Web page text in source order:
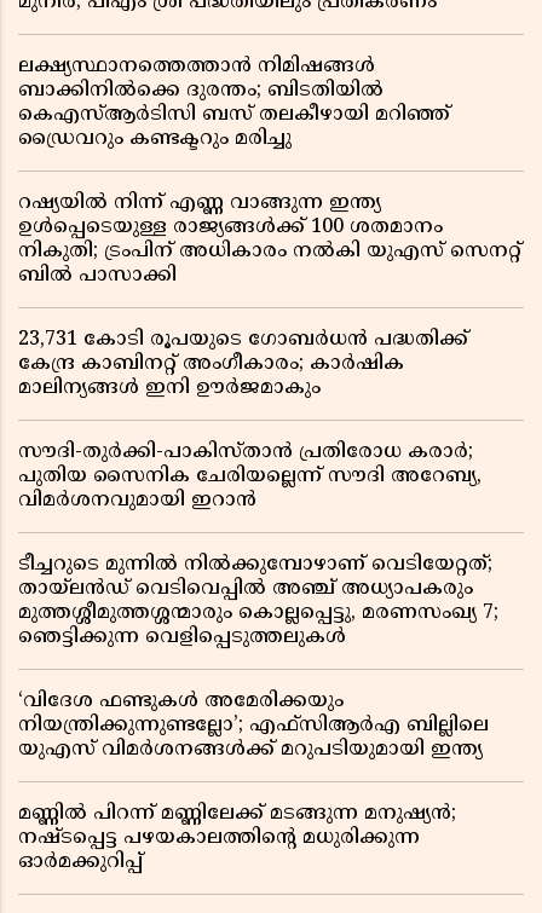
ലക്ഷ്യസ്ഥാനത്തെത്താൻ നിമിഷങ്ങൾ
ബാക്കിനിൽക്കെ ദുരന്തം; ബിടതിയിൽ
കെഎസ്ആർടിസി ബസ് തലകീഴായി മറിഞ്ഞ്
ഡ്രൈവറും കണ്ടക്ടറും മരിച്ചു
റഷ്യയിൽ നിന്ന് എണ്ണ വാങ്ങുന്ന ഇന്ത്യ
ഉൾപ്പെടെയുള്ള രാജ്യങ്ങൾക്ക് 100 ശതമാനം
നികുതി; ട്രംപിന് അധികാരം നൽകി യുഎസ് സെനറ്റ്
ബിൽ പാസാക്കി
23,731 കോടി രൂപയുടെ ഗോബർധൻ പദ്ധതിക്ക്
കേന്ദ്ര കാബിനറ്റ് അംഗീകാരം; കാർഷിക
മാലിന്യങ്ങൾ ഇനി ഊർജമാകും
സൗദി-തുർക്കി-പാകിസ്താൻ പ്രതിരോധ കരാർ;
പുതിയ സൈനിക ചേരിയല്ലെന്ന് സൗദി അറേബ്യ,
വിമർശനവുമായി ഇറാൻ
ടീച്ചറുടെ മുന്നിൽ നിൽക്കുമ്പോഴാണ് വെടിയേറ്റത്;
തായ്‌ലൻഡ് വെടിവെപ്പിൽ അഞ്ച് അധ്യാപകരും
മുത്തശ്ശീമുത്തശ്ശന്മാരും കൊല്ലപ്പെട്ടു, മരണസംഖ്യ 7;
ഞെട്ടിക്കുന്ന വെളിപ്പെടുത്തലുകൾ
‘വിദേശ ഫണ്ടുകൾ അമേരിക്കയും
നിയന്ത്രിക്കുന്നുണ്ടല്ലോ’; എഫ്സിആർഎ ബില്ലിലെ
യുഎസ് വിമർശനങ്ങൾക്ക് മറുപടിയുമായി ഇന്ത്യ
മണ്ണിൽ പിറന്ന് മണ്ണിലേക്ക് മടങ്ങുന്ന മനുഷ്യൻ;
നഷ്ടപ്പെട്ട പഴയകാലത്തിൻ്റെ മധുരിക്കുന്ന
ഓർമക്കുറിപ്പ്